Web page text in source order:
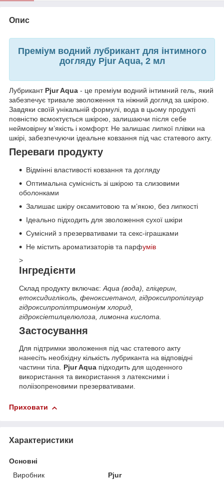
Опис
Преміум водний лубрикант для інтимного
догляду Pjur Aqua, 2 мл
Лубрикант Pjur Aqua - це преміум водний інтимний гель, який
забезпечує тривале зволоження та ніжний догляд за шкірою.
Завдяки своїй унікальній формулі, вода в цьому продукті
повністю всмоктується шкірою, залишаючи після себе
неймовірну м’якість і комфорт. Не залишає липкої плівки на
шкірі, забезпечуючи ідеальне ковзання під час статевого акту.
Переваги продукту
Відмінні властивості ковзання та догляду
Оптимальна сумісність зі шкірою та слизовими
оболонками
Залишає шкіру оксамитовою та м’якою, без липкості
Ідеально підходить для зволоження сухої шкіри
Сумісний з презервативами та секс-іграшками
Не містить ароматизаторів та парфумів
>
Інгредієнти
Склад продукту включає: Aqua (вода), гліцерин,
етоксидигліколь, феноксиетанол, гідроксипропілгуар
гідроксипропілтримоніум хлорид,
гідроксіетилцелюлоза, лимонна кислота.
Застосування
Для підтримки зволоження під час статевого акту
нанесіть необхідну кількість лубриканта на відповідні
частини тіла. Pjur Aqua підходить для щоденного
використання та використання з латексними і
поліізопреновими презервативами.
Приховати
Характеристики
Основні
Виробник
Pjur